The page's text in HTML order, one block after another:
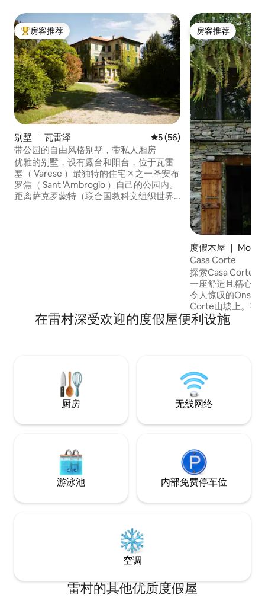
热门「房客推荐」
房客推荐
别墅 ｜ 瓦雷泽 平均评分 5 分（满分 5 分）
5 (56)
带公园的自由风格别墅，带私人厢房
优雅的别墅，设有露台和阳台，位于瓦雷
塞（ Varese ）最独特的住宅区之一圣安布
罗焦（ Sant 'Ambrogio ）自己的公园内。
距离萨克罗蒙特（联合国教科文组织世界
房客推荐
房客推荐
度假木屋 ｜
Casa Corte
探索Casa Corte
一座舒适且精心修
令人惊叹的
Corte山坡上。我
污染的大自然，最
人。请注意：步行
订Corte的住宿！
在雷村深受欢迎的度假屋便利设施
厨房 无线网络
游泳池 内部免费停车位
空调
雷村的其他优质度假屋